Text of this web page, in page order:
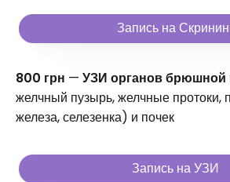
Запись на
800 грн — УЗИ органов брюшной
желчный пузырь, желчные протоки,
железа, селезенка) и почек
Запись на УЗИ